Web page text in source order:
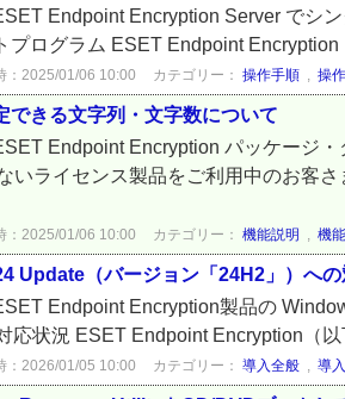
Endpoint Encryption Server でシ
プログラム ESET Endpoint
：2025/01/06 10:00 カテゴリー： 操作手順 , 操
できる文字列・文字数について
Endpoint Encryption パッケージ
いライセンス製品をご利用中のお客
：2025/01/06 10:00 カテゴリー： 機能説明 , 機
Update（バージョン「24H2」）へ
Endpoint Encryption製品の
応状況 ESET Endpoint Encryption（
：2026/01/05 10:00 カテゴリー： 導入全般 , 導